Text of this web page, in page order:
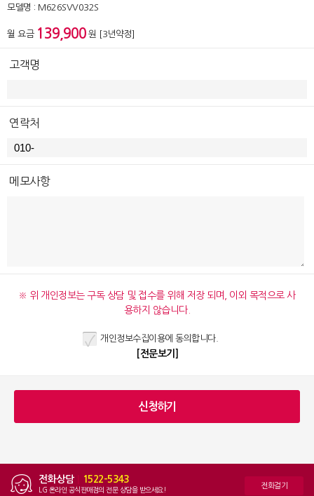
모델명 : M626SVV032S
월 요금 139,900 원 [3년약정]
고객명
연락처
메모사항
※ 위 개인정보는 구독 상담 및 접수를 위해 저장 되며, 이외 목적으로 사
용하지 않습니다.
개인정보수집이용에 동의합니다.
[전문보기]
전화상담 1522-5343
LG 온라인 공식판매점의 전문 상담을 받으세요! 전화걸기